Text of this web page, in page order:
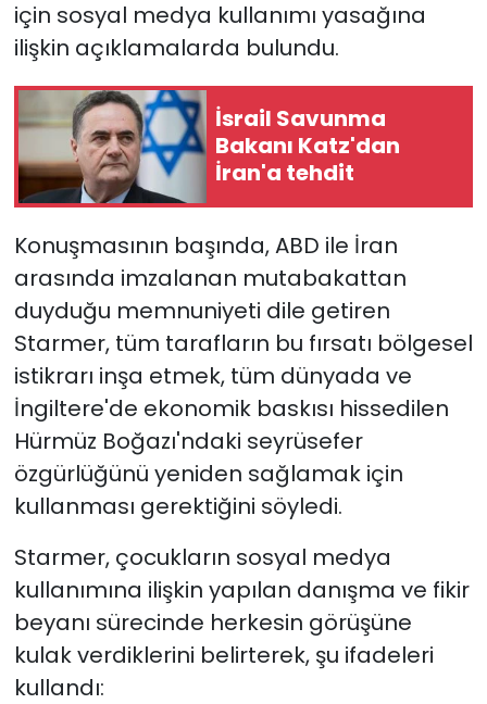
için sosyal medya kullanımı yasağına
ilişkin açıklamalarda bulundu.
İsrail Savunma
Bakanı Katz'dan
İran'a tehdit
Konuşmasının başında, ABD ile İran
arasında imzalanan mutabakattan
duyduğu memnuniyeti dile getiren
Starmer, tüm tarafların bu fırsatı bölgesel
istikrarı inşa etmek, tüm dünyada ve
İngiltere'de ekonomik baskısı hissedilen
Hürmüz Boğazı'ndaki seyrüsefer
özgürlüğünü yeniden sağlamak için
kullanması gerektiğini söyledi.
Starmer, çocukların sosyal medya
kullanımına ilişkin yapılan danışma ve fikir
beyanı sürecinde herkesin görüşüne
kulak verdiklerini belirterek, şu ifadeleri
kullandı:
YEREL POLİTİKA
YEREL YÖNETİMLER
Yurt